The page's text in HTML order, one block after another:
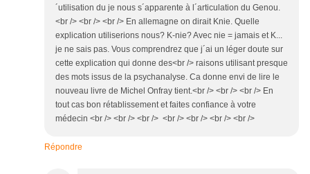
´utilisation du je nous s´apparente à l´articulation du Genou.
<br /> <br /> <br /> En allemagne on dirait Knie. Quelle
explication utiliserions nous? K-nie? Avec nie = jamais et K...
je ne sais pas. Vous comprendrez que j´ai un léger doute sur
cette explication qui donne des<br /> raisons utilisant presque
des mots issus de la psychanalyse. Ca donne envi de lire le
nouveau livre de Michel Onfray tient.<br /> <br /> <br /> En
tout cas bon rétablissement et faites confiance à votre
médecin <br /> <br /> <br /> <br /> <br /> <br /> <br />
Répondre